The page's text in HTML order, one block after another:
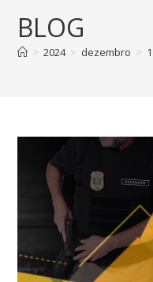
BLOG
> 2024 > dezembro > 1